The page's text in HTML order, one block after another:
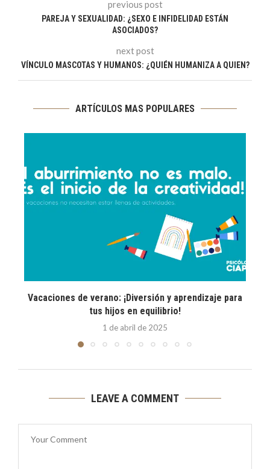
previous post
PAREJA Y SEXUALIDAD: ¿SEXO E INFIDELIDAD ESTÁN
ASOCIADOS?
next post
VÍNCULO MASCOTAS Y HUMANOS: ¿QUIÉN HUMANIZA A QUIEN?
ARTÍCULOS MAS POPULARES
Vacaciones de verano: ¡Diversión y aprendizaje para
tus hijos en equilibrio!
1 de abril de 2025
LEAVE A COMMENT